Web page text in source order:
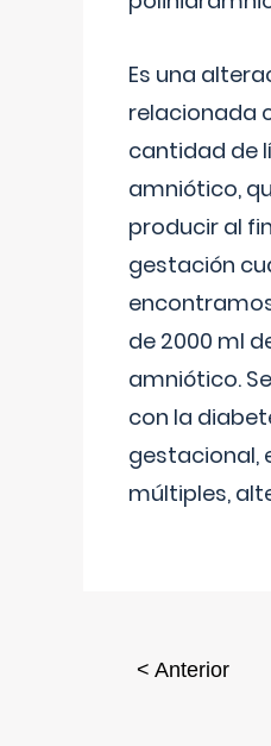
Es una
relacionada
cantidad de
amniótico,
producir al
gestación
de 2000 ml
amniótico.
con la
gestacional,
múltiples,
< Anterior